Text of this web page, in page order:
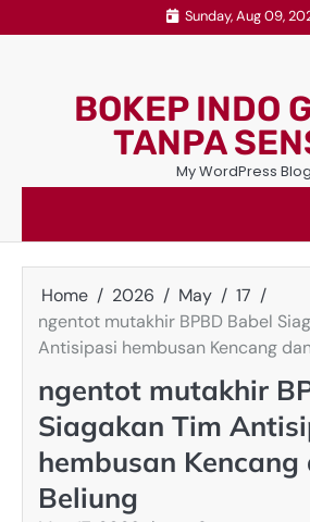
to
Sunday, Aug 09,
BOKEP INDO
TANPA
My WordPress Blog
Home 2026 May
17
ngentot mutakhir BPBD Babel
Antisipasi hembusan Kencang
ngentot mutakhir
Siagakan Tim
hembusan
Beliung